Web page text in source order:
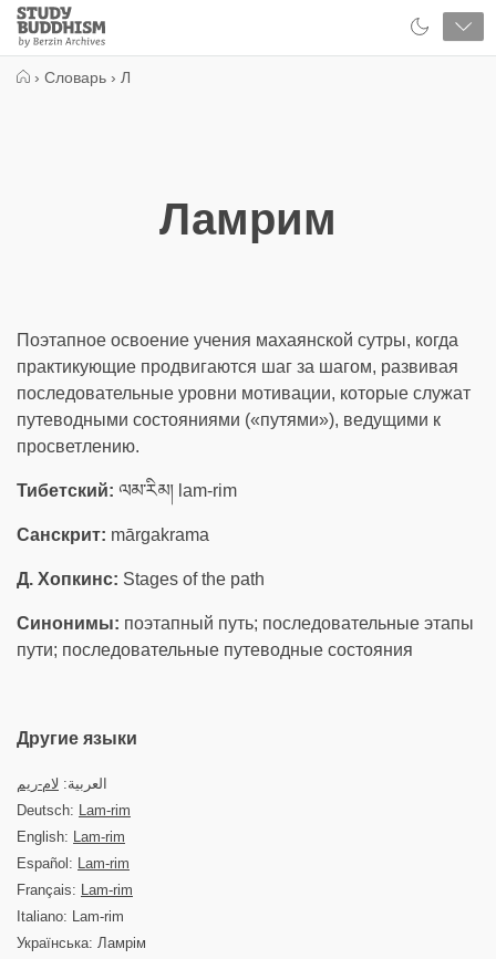
Close
Study
Buddhism
› Словарь › Л
Ламрим
Поэтапное освоение учения махаянской сутры, когда
практикующие продвигаются шаг за шагом, развивая
последовательные уровни мотивации, которые служат
путеводными состояниями («путями»), ведущими к
просветлению.
Тибетский: ལམ་རིམ། lam-rim
Санскрит: mārgakrama
Д. Хопкинс: Stages of the path
Синонимы: поэтапный путь; последовательные этапы
пути; последовательные путеводные состояния
Другие языки
العربية: لام-ريم
Deutsch: Lam-rim
English: Lam-rim
Español: Lam-rim
Français: Lam-rim
Italiano: Lam-rim
Українська: Ламрім